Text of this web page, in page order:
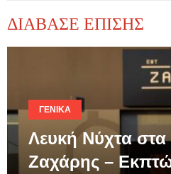
ΔΙΑΒΑΣΕ ΕΠΙΣΗΣ
ΓΕΝΙΚΆ
Λευκή Νύχτα στα
Ζαχάρης –